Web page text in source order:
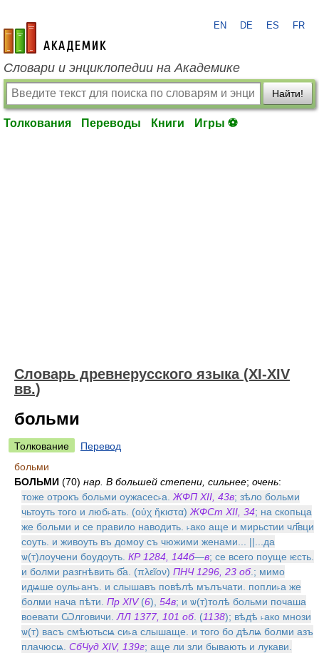
academic.ru
EN DE ES FR
Словари и энциклопедии на Академике
Найти!
Толкования Переводы Книги Игры ⚽
Словарь древнерусского языка (XI-XIV
вв.)
больми
Толкование
Перевод
больми
БОЛЬМИ (70) нар. В большей степени, сильнее; очень:
тоже отрокъ больми оужасес˫а. ЖФП XII, 43в; зѣло больми
чьтоуть того и люб˫ать. (οὐχ ἥκιστα) ЖФСт XII, 34; на скопьца
же больми и се правило наводить. ˫ако аще и мирьстии чл҃вци
соуть. и живоуть въ домоу съ чюжими женами... ||...да
ѡ(т)лоучени боудоуть. КР 1284, 144б—в; се всего поуще ѥсть.
и болми разгнѣвить б҃а. (πλεῖον) ПНЧ 1296, 23 об.; мимо
идѩше оуль˫анъ. и слышавъ повѣлѣ мълъчати. попли˫а же
болми нача пѣти. Пр XIV(6), 54в; и ѡ(т)толѣ больми почаша
воевати Ѡлговичи. ЛЛ 1377, 101 об. (1138); вѣдѣ ˫ако мнози
ѡ(т) васъ смѣютьсѩ си˫а слышаще. и того бо дѣлѩ болми азъ
плачюсѩ. СбЧуд XIV, 139г; аще ли зли бывають и лукави.